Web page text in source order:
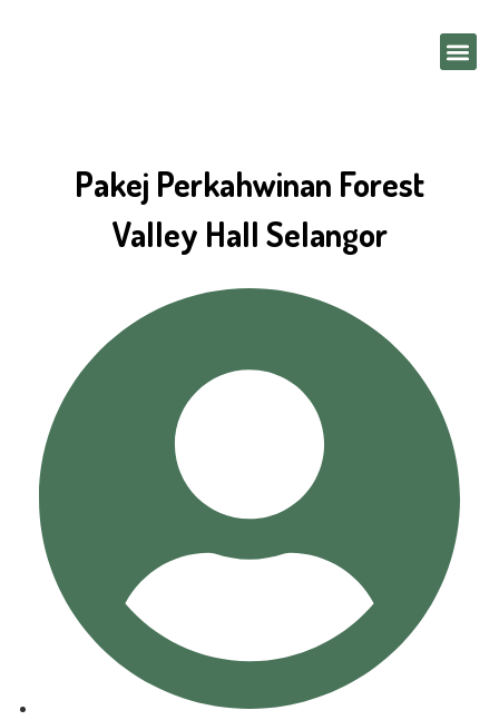
Pakej Perkahwinan Forest
Valley Hall Selangor